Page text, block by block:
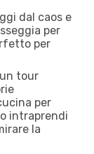
dal caos e
per
per
tour
per
intraprendi
la